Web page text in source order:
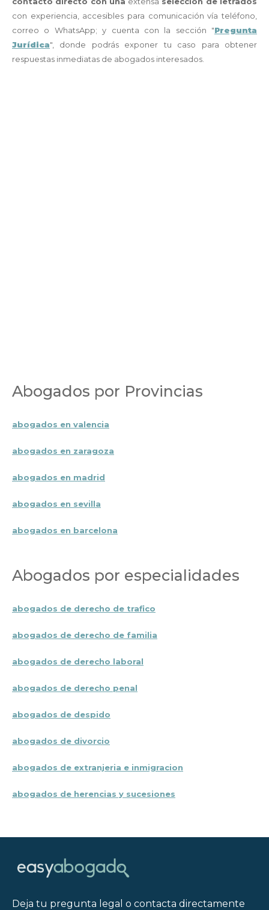
con experiencia, accesibles para comunicación vía teléfono,
correo o WhatsApp; y cuenta con la sección "Pregunta
Jurídica", donde podrás exponer tu caso para obtener
respuestas inmediatas de abogados interesados.
Abogados por Provincias
abogados en valencia
abogados en zaragoza
abogados en madrid
abogados en sevilla
abogados en barcelona
Abogados por especialidades
abogados de derecho de trafico
abogados de derecho de familia
abogados de derecho laboral
abogados de derecho penal
abogados de despido
abogados de divorcio
abogados de extranjeria e inmigracion
abogados de herencias y sucesiones
Deja tu pregunta legal o contacta directamente